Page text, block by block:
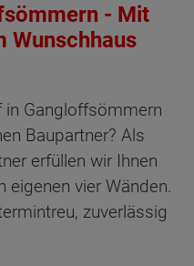
- Mit
Wunschhaus
in Gangloffsömmern
Baupartner? Als
erfüllen wir Ihnen
eigenen vier Wänden.
zuverlässig